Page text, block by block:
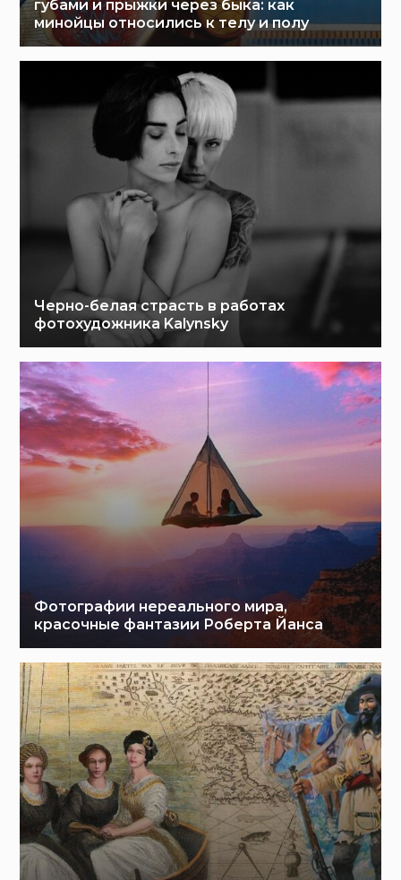
губами и прыжки через быка: как
минойцы относились к телу и полу
Черно-белая страсть в работах
фотохудожника Kalynsky
Фотографии нереального мира,
красочные фантазии Роберта Йанса